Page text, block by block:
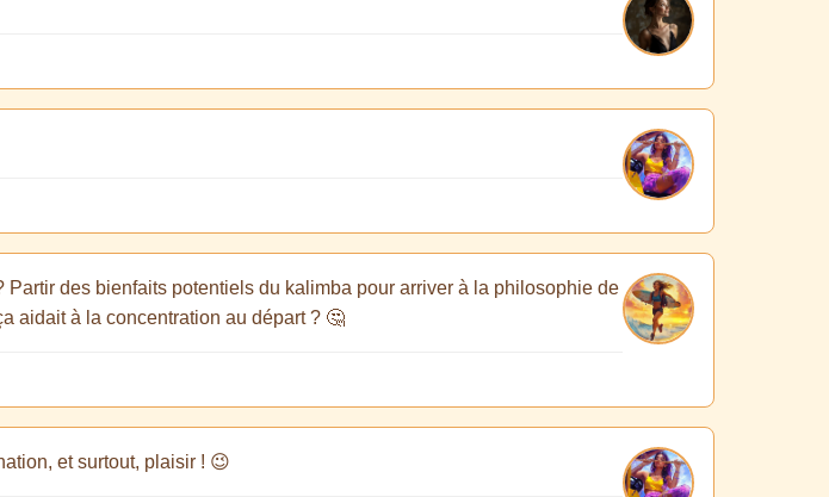
des bienfaits potentiels du kalimba pour arriver à la philosophie de
aidait à la concentration au départ ? 🤔
et surtout, plaisir ! 😉